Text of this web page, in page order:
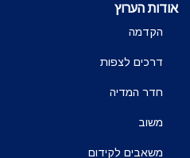
אודות הערוץ
הקדמה
דרכים לצפות
חדר המדיה
משוב
משאבים לקידום